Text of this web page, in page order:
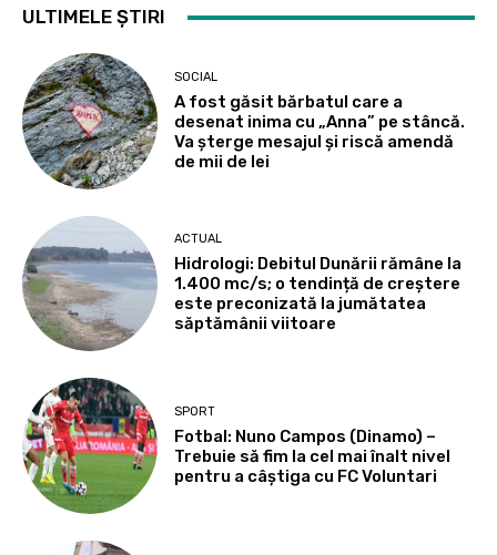
ULTIMELE ȘTIRI
SOCIAL
A fost găsit bărbatul care a
desenat inima cu „Anna” pe stâncă.
Va șterge mesajul și riscă amendă
de mii de lei
ACTUAL
Hidrologi: Debitul Dunării rămâne la
1.400 mc/s; o tendință de creștere
este preconizată la jumătatea
săptămânii viitoare
SPORT
Fotbal: Nuno Campos (Dinamo) –
Trebuie să fim la cel mai înalt nivel
pentru a câștiga cu FC Voluntari